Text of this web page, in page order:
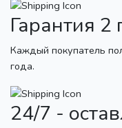
Гарантия 2
Каждый покупатель
года.
24/7 -